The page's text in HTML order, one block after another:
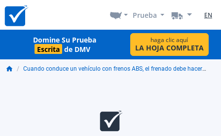
Prueba EN
Domine Su Prueba
Escrita de DMV
haga clic aquí
LA HOJA COMPLETA
Cuando conduce un vehículo con frenos ABS, el frenado debe hacerse: